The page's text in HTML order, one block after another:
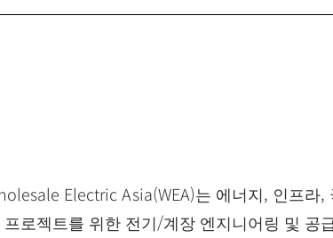
Electric Asia(WEA)는 에너지, 인프라
프로젝트를 위한 전기/계장 엔지니어링 및 공